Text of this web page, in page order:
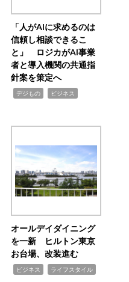
「人がAIに求めるのは
信頼し相談できるこ
と」 ロジカがAI事業
者と導入機関の共通指
針案を策定へ
デジもの ビジネス
オールデイダイニング
を一新 ヒルトン東京
お台場、改装進む
ビジネス ライフスタイル